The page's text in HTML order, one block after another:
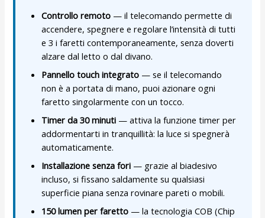
Controllo remoto — il telecomando permette di
accendere, spegnere e regolare l’intensità di tutti
e 3 i faretti contemporaneamente, senza doverti
alzare dal letto o dal divano.
Pannello touch integrato — se il telecomando
non è a portata di mano, puoi azionare ogni
faretto singolarmente con un tocco.
Timer da 30 minuti — attiva la funzione timer per
addormentarti in tranquillità: la luce si spegnerà
automaticamente.
Installazione senza fori — grazie al biadesivo
incluso, si fissano saldamente su qualsiasi
superficie piana senza rovinare pareti o mobili.
150 lumen per faretto — la tecnologia COB (Chip